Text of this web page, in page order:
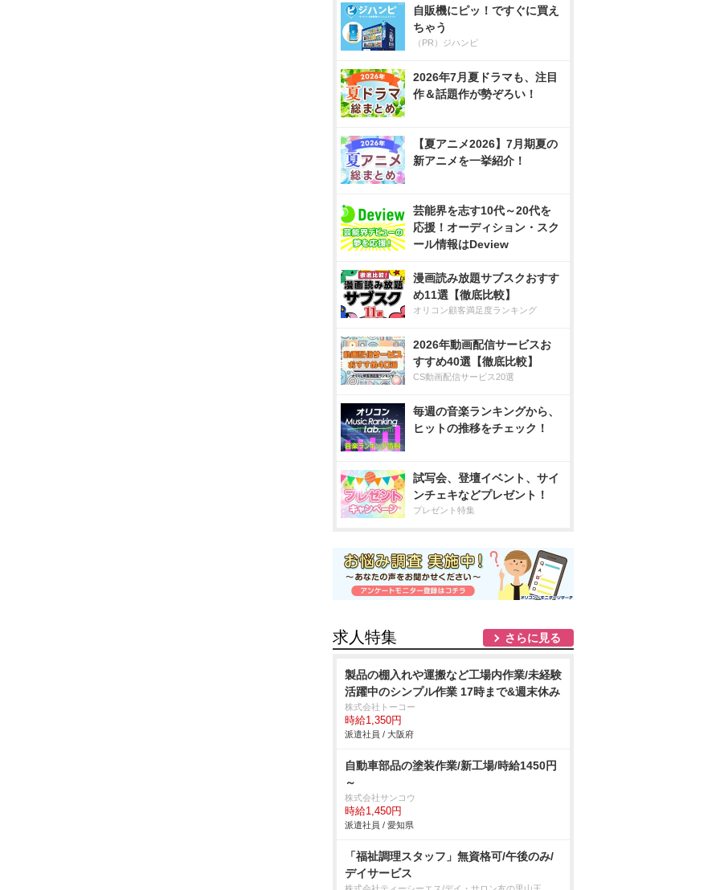
自販機にピッ！ですぐに買え
ちゃう
（PR）ジハンピ
2026年7月夏ドラマも、注目
作＆話題作が勢ぞろい！
【夏アニメ2026】7月期夏の
新アニメを一挙紹介！
芸能界を志す10代～20代を
応援！オーディション・スク
ール情報はDeview
漫画読み放題サブスクおすす
め11選【徹底比較】
オリコン顧客満足度ランキング
2026年動画配信サービスお
すすめ40選【徹底比較】
CS動画配信サービス20選
毎週の音楽ランキングから、
ヒットの推移をチェック！
試写会、登壇イベント、サイ
ンチェキなどプレゼント！
プレゼント特集
求人特集 さらに見る
製品の棚入れや運搬など工場内作業/未経験
活躍中のシンプル作業 17時まで&週末休み
株式会社トーコー
時給1,350円
派遣社員 / 大阪府
自動車部品の塗装作業/新工場/時給1450円
～
株式会社サンコウ
時給1,450円
派遣社員 / 愛知県
「福祉調理スタッフ」無資格可/午後のみ/
デイサービス